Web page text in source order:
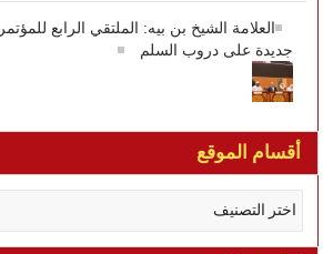
العلامة الشيخ بن بيه: الملتقي الرابع
جديدة على دروب السلم
أقسام الموقع